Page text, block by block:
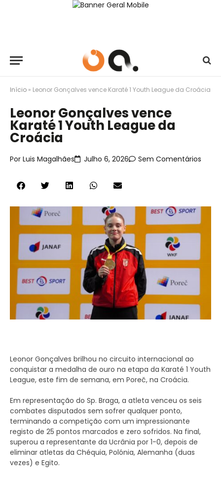
Início » Leonor Gonçalves vence Karaté 1 Youth League da Croácia
Leonor Gonçalves vence
Karaté 1 Youth League da
Croácia
Por Luis Magalhães Julho 6, 2026 Sem Comentários
Leonor Gonçalves brilhou no circuito internacional ao
conquistar a medalha de ouro na etapa da Karaté 1 Youth
League, este fim de semana, em Poreč, na Croácia.
Em representação do Sp. Braga, a atleta venceu os seis
combates disputados sem sofrer qualquer ponto,
terminando a competição com um impressionante
registo de 25 pontos marcados e zero sofridos. Na final,
superou a representante da Ucrânia por 1-0, depois de
eliminar atletas da Chéquia, Polónia, Alemanha (duas
vezes) e Egito.